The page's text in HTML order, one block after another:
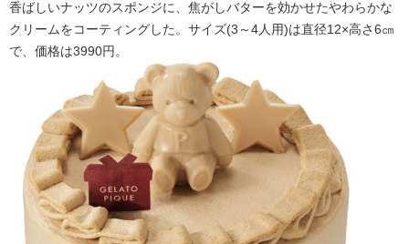
香ばしいナッツのスポンジに、焦がしバターを効かせたやわらかな
クリームをコーティングした。サイズ(3～4人用)は直径12×高さ6㎝
で、価格は3990円。